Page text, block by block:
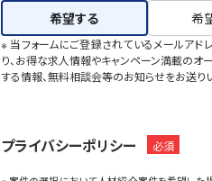
希望する 希
※ 当フォームにご登録されているメールアド
り、お得な求人情報やキャンペーン満載のオ
する情報、無料相談会等のお知らせをお送りい
プライバシーポリシー 必須